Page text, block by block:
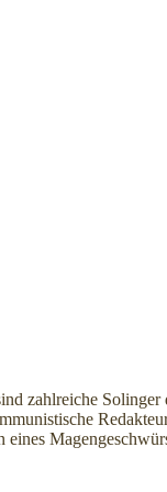
zahlreiche
eines